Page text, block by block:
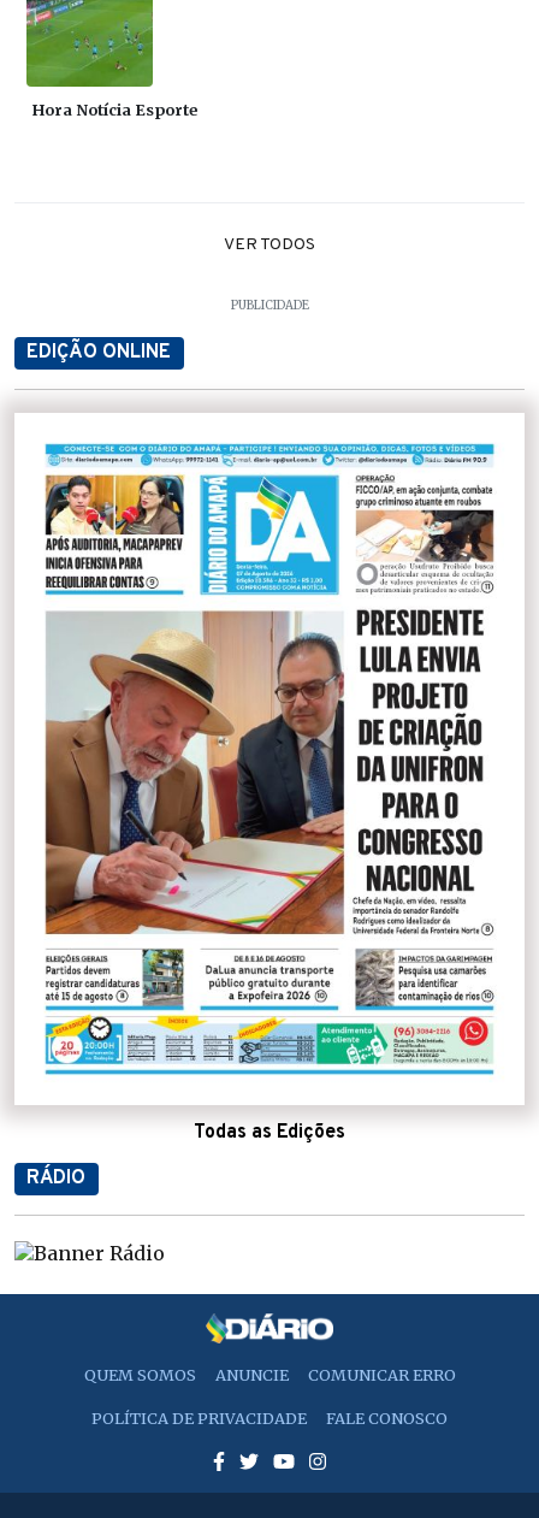
Hora Notícia Esporte
VER TODOS
PUBLICIDADE
EDIÇÃO ONLINE
Todas as Edições
RÁDIO
QUEM SOMOS ANUNCIE COMUNICAR ERRO
POLÍTICA DE PRIVACIDADE FALE CONOSCO